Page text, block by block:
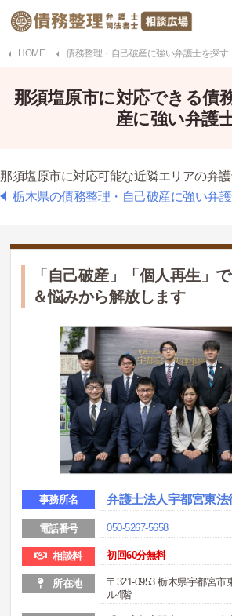
HOME 債務整理・自己破産に強い弁護士を探す
那須塩原市に対応できる債
産に強い弁護
那須塩原市に対応可能な近隣エリアの弁護
栃木県の債務整理・自己破産に強い弁
「自己破産」「個人再生」
＆悩みから解放します
事務所名 弁護士法人宇都宮東法
電話番号 050-5267-5658
相談料 初回60分無料
所在地
〒321-0953 栃木県宇都宮
ル4階